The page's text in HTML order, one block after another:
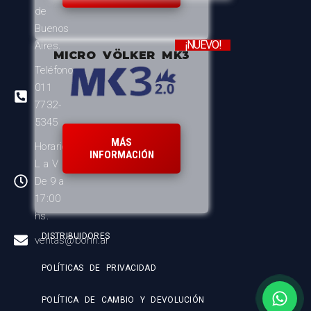
de
Buenos
Aires.
Teléfono:
011
7732-
5345
Horario:
L a V
De 9 a
17:00
hs.
ventas@bohn.ar
MICRO VÖLKER MK3
¡NUEVO!
MÁS
INFORMACIÓN
DISTRIBUIDORES
POLÍTICAS DE PRIVACIDAD
POLÍTICA DE CAMBIO Y DEVOLUCIÓN